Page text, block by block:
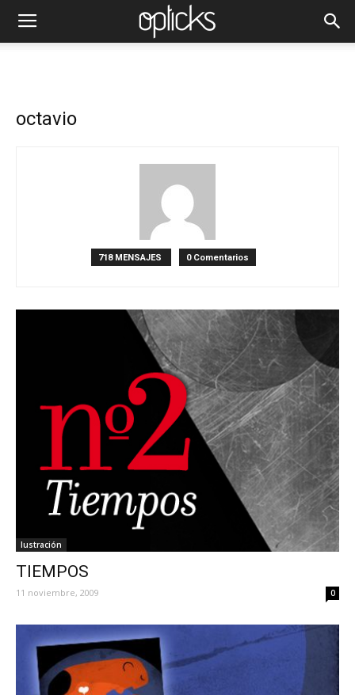
octavio
718 MENSAJES 0 Comentarios
Iustración
TIEMPOS
11 noviembre, 2009 0